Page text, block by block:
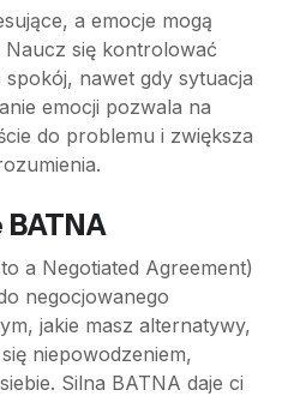
a emocje mogą
Naucz się kontrolować
nawet gdy sytuacja
emocji pozwala na
do problemu i zwiększa
a Negotiated Agreement)
negocjowanego
jakie masz alternatywy,
niepowodzeniem,
Silna BATNA daje ci